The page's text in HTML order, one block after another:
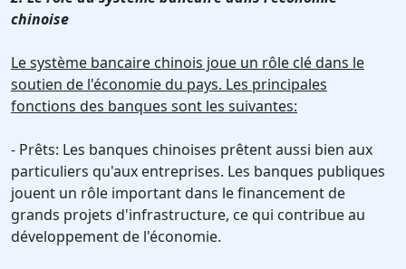
chinoise
Le système bancaire chinois joue un rôle clé dans le
soutien de l'économie du pays. Les principales
fonctions des banques sont les suivantes:
- Prêts: Les banques chinoises prêtent aussi bien aux
particuliers qu'aux entreprises. Les banques publiques
jouent un rôle important dans le financement de
grands projets d'infrastructure, ce qui contribue au
développement de l'économie.